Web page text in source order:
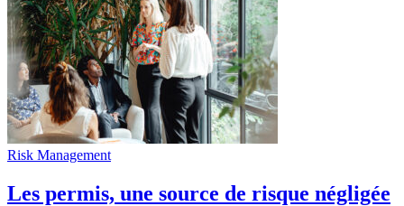
Risk Management
Les permis, une source de risque négligée